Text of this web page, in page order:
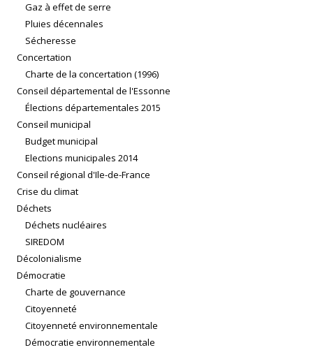
Gaz à effet de serre
Pluies décennales
Sécheresse
Concertation
Charte de la concertation (1996)
Conseil départemental de l'Essonne
Élections départementales 2015
Conseil municipal
Budget municipal
Elections municipales 2014
Conseil régional d'Ile-de-France
Crise du climat
Déchets
Déchets nucléaires
SIREDOM
Décolonialisme
Démocratie
Charte de gouvernance
Citoyenneté
Citoyenneté environnementale
Démocratie environnementale